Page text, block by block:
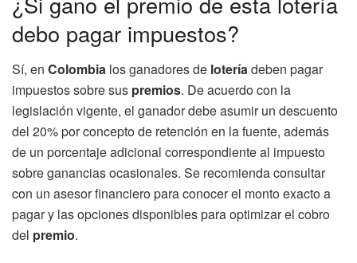
debo pagar impuestos?
Sí, en Colombia los ganadores de loteríadeben pagar
impuestos sobre sus premios. De acuerdo con la
legislación vigente, el ganador debe asumir un descuento
del 20% por concepto de retención en la fuente, además
de un porcentaje adicional correspondiente al impuesto
sobre ganancias ocasionales. Se recomienda consultar
con un asesor financiero para conocer el monto exacto a
pagar y las opciones disponibles para optimizar el cobro
del premio.